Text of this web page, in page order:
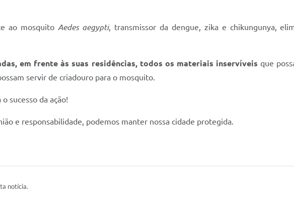
ao mosquito Aedes aegypti, transmissor da dengue, zika e chikungunya,
em frente às suas residências, todos os materiais inservíveis que
servir de criadouro para o mosquito.
sucesso da ação!
e responsabilidade, podemos manter nossa cidade protegida.
notícia.